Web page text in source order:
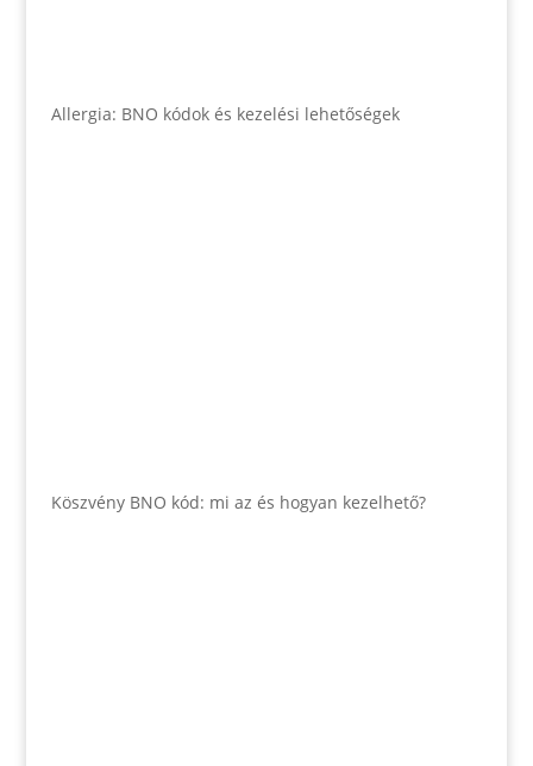
Allergia: BNO kódok és kezelési lehetőségek
Köszvény BNO kód: mi az és hogyan kezelhető?